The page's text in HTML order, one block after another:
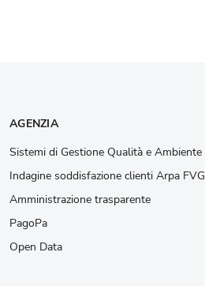
AGENZIA
Sistemi di Gestione Qualità e Ambiente
Indagine soddisfazione clienti Arpa FVG
Amministrazione trasparente
PagoPa
Open Data